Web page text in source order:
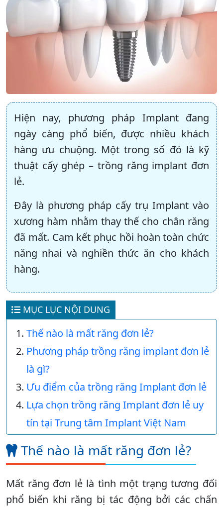
Hiện nay, phương pháp Implant đang
ngày càng phổ biến, được nhiều khách
hàng ưu chuộng. Một trong số đó là kỹ
thuật cấy ghép – trồng răng implant đơn
lẻ.
Đây là phương pháp cấy trụ Implant vào
xương hàm nhằm thay thế cho chân răng
đã mất. Cam kết phục hồi hoàn toàn chức
năng nhai và nghiền thức ăn cho khách
hàng.
MỤC LỤC NỘI DUNG
Thế nào là mất răng đơn lẻ?
Phương pháp trồng răng implant đơn lẻ
là gì?
Ưu điểm của trồng răng Implant đơn lẻ
Lựa chọn trồng răng Implant đơn lẻ uy
tín tại Trung tâm Implant Việt Nam
Thế nào là mất răng đơn lẻ?
Mất răng đơn lẻ là tình một trạng tương đối
phổ biến khi răng bị tác động bởi các chấn